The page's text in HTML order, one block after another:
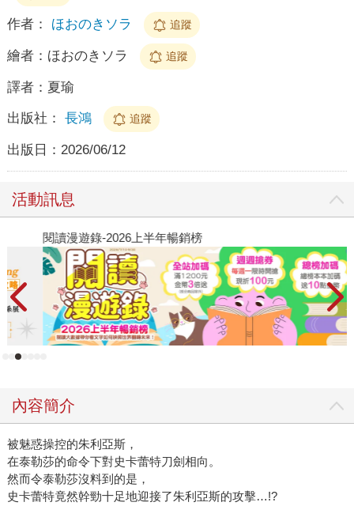
作者： ほおのきソラ 追蹤
繪者： ほおのきソラ 追蹤
譯者： 夏瑜
出版社： 長鴻 追蹤
出版日： 2026/06/12
活動訊息
閱讀漫遊錄-2026上半年暢銷榜
內容簡介
被魅惑操控的朱利亞斯，
在泰勒莎的命令下對史卡蕾特刀劍相向。
然而令泰勒莎沒料到的是，
史卡蕾特竟然幹勁十足地迎接了朱利亞斯的攻擊…!?